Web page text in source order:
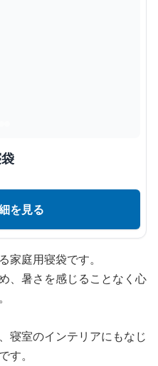
を見る
家庭用寝袋です。
、暑さを感じることなく心
寝室のインテリアにもなじ
す。